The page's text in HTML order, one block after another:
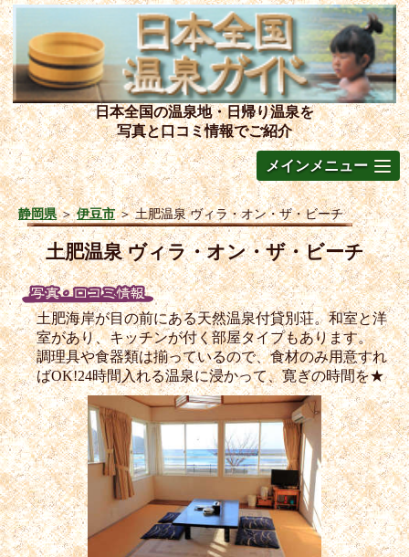
日本全国の温泉地・日帰り温泉を
写真と口コミ情報でご紹介
メインメニュー
静岡県＞伊豆市＞土肥温泉 ヴィラ・オン・ザ・ビーチ
土肥温泉 ヴィラ・オン・ザ・ビーチ
土肥海岸が目の前にある天然温泉付貸別荘。和室と洋
室があり、キッチンが付く部屋タイプもあります。
調理具や食器類は揃っているので、食材のみ用意すれ
ばOK!24時間入れる温泉に浸かって、寛ぎの時間を★